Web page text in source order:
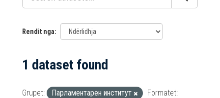
Rendit nga
1 dataset found
Grupet: Парламентарен институт
Formatet: